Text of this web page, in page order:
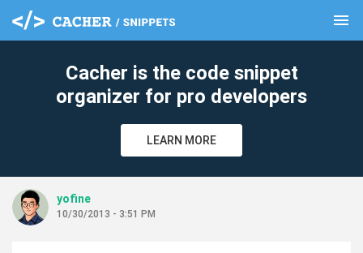
menu
Cacher is the code snippet
organizer for pro developers
LEARN MORE
yofine
10/30/2013 - 3:51 PM
clear